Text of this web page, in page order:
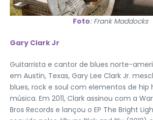
Foto: Frank Maddocks
Gary Clark Jr
Guitarrista e cantor de blues norte-
em Austin, Texas, Gary Lee Clark Jr.
blues, rock e soul com elementos de hip
música. Em 2011, Clark assinou com a
Bros Records e lançou o EP The Bright